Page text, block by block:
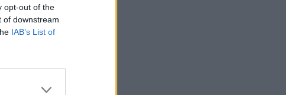
opt-out of the
of downstream
IAB’s List of